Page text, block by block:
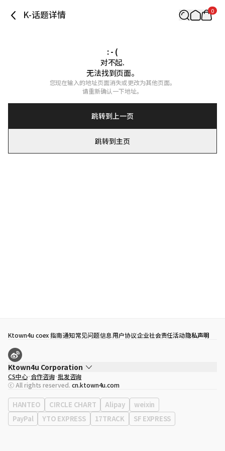
K-话题详情 0
: - (
对不起.
无法找到页面。
您现在输入的地址页面消失或更改为其他页面。
请重新确认一下地址。
跳转到上一页
跳转到主页
Ktown4u coex 指南通知常见问题信息用户协议企业社会责任活动隐私声明
Ktown4u Corporation
代表
宋効珉
营业执照 120-87-71116
公司地址 首尔特别市 江南区 岭东大路 513号 3楼 （三成洞， coex)
CS中心 合作咨询 批发咨询
ⓒ All rights reserved. cn.ktown4u.com
HANTEO CIRCLE CHART Alipay
weixin
PayPal
YTO EXPRESS 17TRACK SF EXPRESS